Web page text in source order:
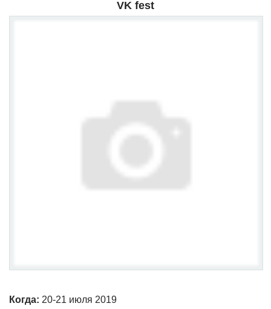
VK fest
Когда: 20-21 июля 2019